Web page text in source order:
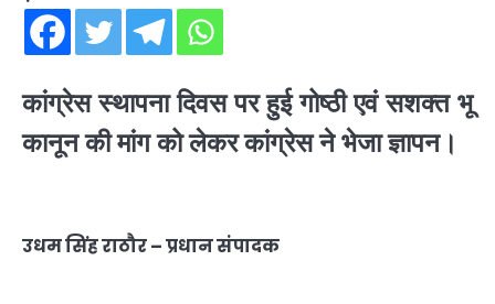
कांग्रेस स्थापना दिवस पर हुई गोष्ठी एवं सशक्त भू
कानून की मांग को लेकर कांग्रेस ने भेजा ज्ञापन।
उधम सिंह राठौर – प्रधान संपादक